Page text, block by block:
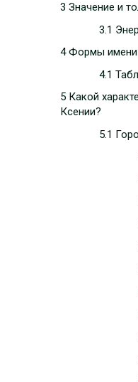
3 Значение и
3.1
4 Формы имени
4.1
5 Какой
Ксении?
5.1